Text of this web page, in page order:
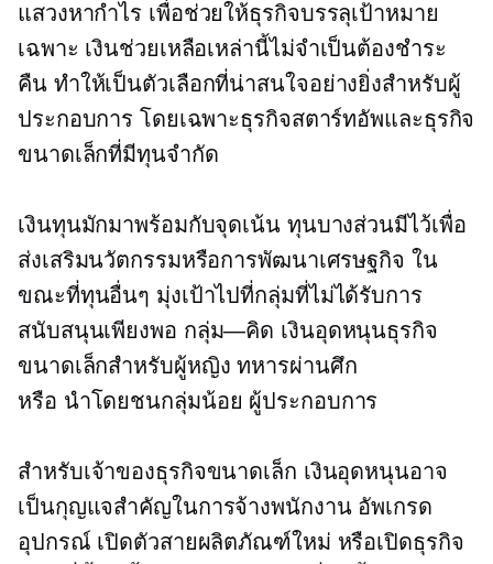
แสวงหากำไร เพื่อช่วยให้ธุรกิจบรรลุเป้าหมาย
เฉพาะ เงินช่วยเหลือเหล่านี้ไม่จำเป็นต้องชำระ
คืน ทำให้เป็นตัวเลือกที่น่าสนใจอย่างยิ่งสำหรับผู้
ประกอบการ โดยเฉพาะธุรกิจสตาร์ทอัพและธุรกิจ
ขนาดเล็กที่มีทุนจำกัด
เงินทุนมักมาพร้อมกับจุดเน้น ทุนบางส่วนมีไว้เพื่อ
ส่งเสริมนวัตกรรมหรือการพัฒนาเศรษฐกิจ ใน
ขณะที่ทุนอื่นๆ มุ่งเป้าไปที่กลุ่มที่ไม่ได้รับการ
สนับสนุนเพียงพอ กลุ่ม—คิด เงินอุดหนุนธุรกิจ
ขนาดเล็กสำหรับผู้หญิง ทหารผ่านศึก
หรือ นำโดยชนกลุ่มน้อย ผู้ประกอบการ
สำหรับเจ้าของธุรกิจขนาดเล็ก เงินอุดหนุนอาจ
เป็นกุญแจสำคัญในการจ้างพนักงาน อัพเกรด
อุปกรณ์ เปิดตัวสายผลิตภัณฑ์ใหม่ หรือเปิดธุรกิจ